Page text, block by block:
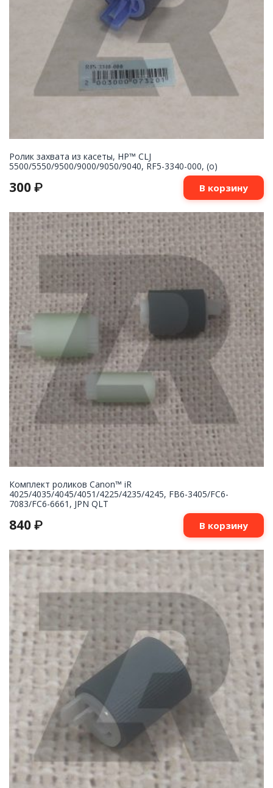
Ролик захвата из касеты, HP™ CLJ
5500/5550/9500/9000/9050/9040, RF5-3340-000, (o)
300 ₽ В корзину
Комплект роликов Canon™ iR
4025/4035/4045/4051/4225/4235/4245, FB6-3405/FC6-
7083/FC6-6661, JPN QLT
840 ₽ В корзину